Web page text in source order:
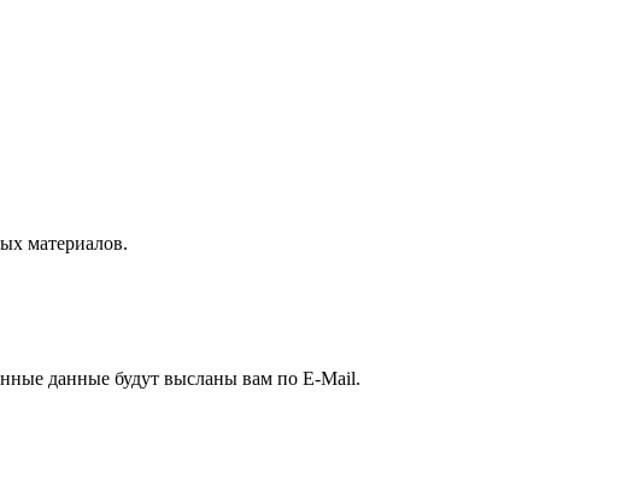
материалов.
данные будут высланы вам по E-Mail.